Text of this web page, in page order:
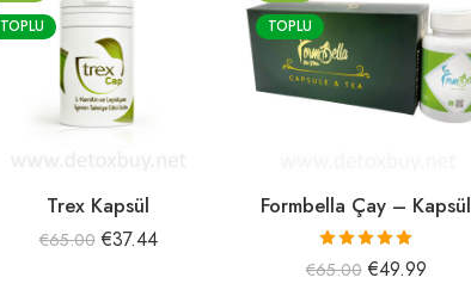
TOPLU
Trex Kapsül
€65.00 €37.44
TOPLU
Formbella Çay – Kapsül
5 üzerinden
5.00oy aldı
€65.00 €49.99